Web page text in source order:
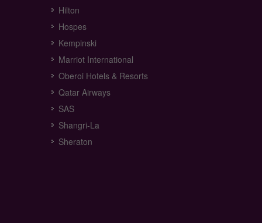
Hilton
Hospes
Kempinski
Marriot International
Oberoi Hotels & Resorts
Qatar Airways
SAS
Shangri-La
Sheraton